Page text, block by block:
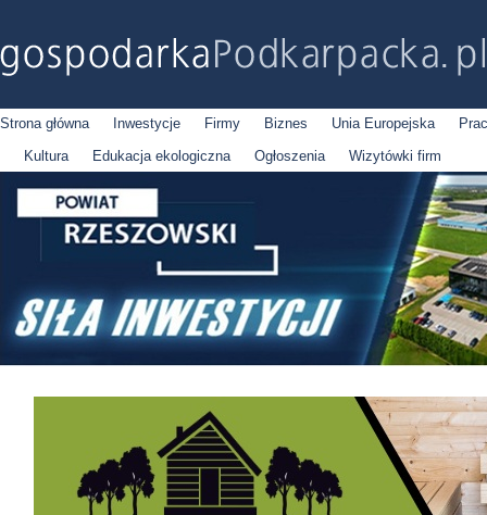
Strona główna Inwestycje Firmy Biznes Unia Europejska
Kultura
Edukacja ekologiczna Ogłoszenia Wizytówki firm